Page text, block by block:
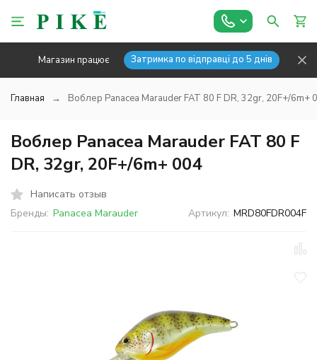
Магазин працює Затримка по відправці до 5 днів
Главная Воблер Panacea Marauder FAT 80 F DR, 32gr, 20F+/6m+
Воблер Panacea Marauder FAT 80 F
DR, 32gr, 20F+/6m+ 004
Написать отзыв
Бренды: Panacea Marauder Артикул: MRD80FDR004F